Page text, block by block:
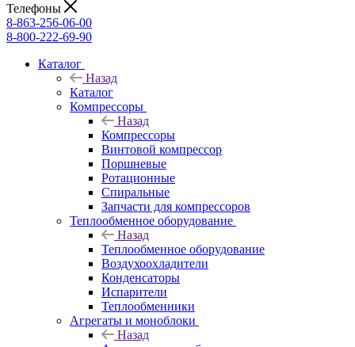
Телефоны
8-863-256-06-00
8-800-222-69-90
Каталог
Назад
Каталог
Компрессоры
Назад
Компрессоры
Винтовой компрессор
Поршневые
Ротационные
Спиральные
Запчасти для компрессоров
Теплообменное оборудование
Назад
Теплообменное оборудование
Воздухоохладители
Конденсаторы
Испарители
Теплообменники
Агрегаты и моноблоки
Назад